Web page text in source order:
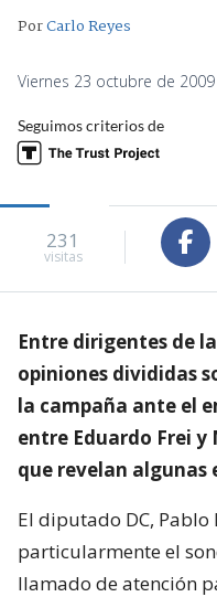
PorCarlo Reyes
Viernes 23 octubre de
Seguimos criterios de
231
visitas
Entre dirigentes de
opiniones divididas
la campaña ante el
entre Eduardo Frei
que revelan algunas
El diputado DC,
particularmente el
llamado de atención